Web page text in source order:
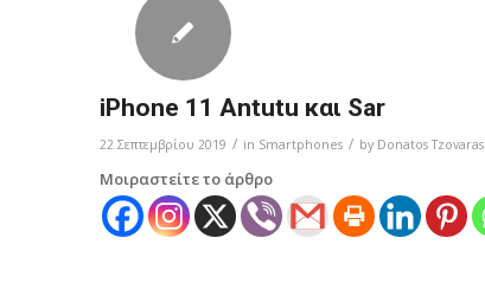
iPhone 11 Antutu και Sar
22 Σεπτεμβρίου 2019 / in Smartphones / by Donatos Tzovaras
Μοιραστείτε το άρθρο